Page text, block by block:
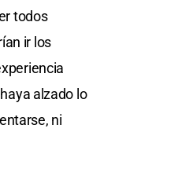
todos
ir los
alzado lo
ni